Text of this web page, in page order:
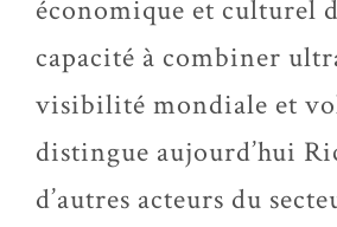
économique et culturel
capacité à combiner
visibilité mondiale et
distingue aujourd’hui
d’autres acteurs du